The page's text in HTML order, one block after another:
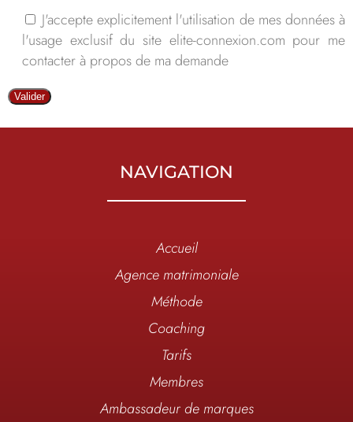
J'accepte explicitement l'utilisation de mes données à
l'usage exclusif du site elite-connexion.com pour me
contacter à propos de ma demande
NAVIGATION
Accueil
Agence matrimoniale
Méthode
Coaching
Tarifs
Membres
Ambassadeur de marques